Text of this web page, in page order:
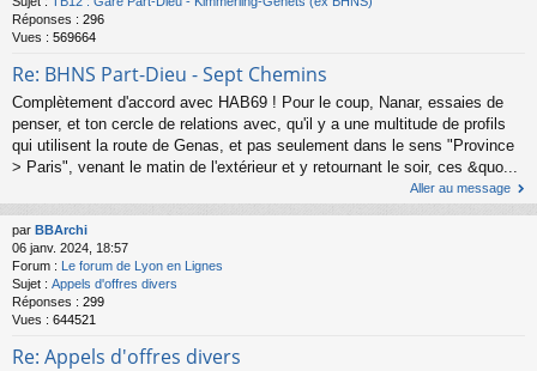
Réponses : 296
Vues : 569664
Re: BHNS Part-Dieu - Sept Chemins
Complètement d'accord avec HAB69 ! Pour le coup, Nanar, essaies de
penser, et ton cercle de relations avec, qu'il y a une multitude de profils
qui utilisent la route de Genas, et pas seulement dans le sens "Province
> Paris", venant le matin de l'extérieur et y retournant le soir, ces &quo...
Aller au message
par BBArchi
06 janv. 2024, 18:57
Forum : Le forum de Lyon en Lignes
Sujet : Appels d'offres divers
Réponses : 299
Vues : 644521
Re: Appels d'offres divers